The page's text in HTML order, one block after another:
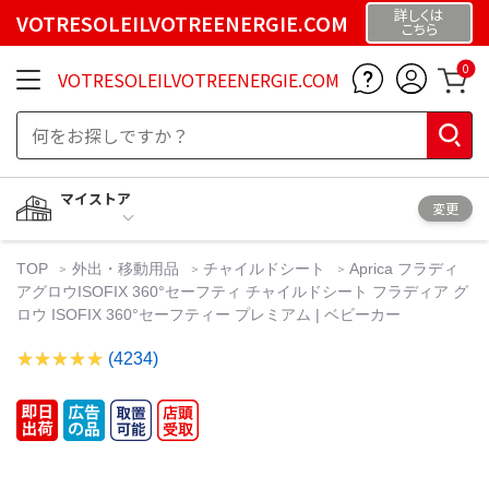
VOTRESOLEILVOTREENERGIE.COM 詳しくは
こちら
VOTRESOLEILVOTREENERGIE.COM 0
マイストア
変更
TOP 外出・移動用品 チャイルドシート
Aprica フラディ
アグロウISOFIX 360°セーフティ チャイルドシート フラディア グ
ロウ ISOFIX 360°セーフティー プレミアム | ベビーカー
(4234)